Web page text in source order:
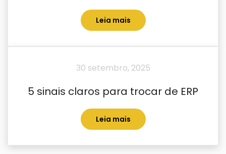
Leia mais
30 setembro, 2025
5 sinais claros para trocar de ERP
Leia mais